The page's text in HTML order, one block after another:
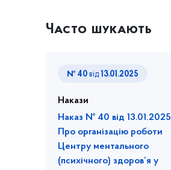
Часто шукають
№ 40 від 13.01.2025
Накази
Наказ № 40 від 13.01.2025
Про організацію роботи
Центру ментального
(психічного) здоров’я у